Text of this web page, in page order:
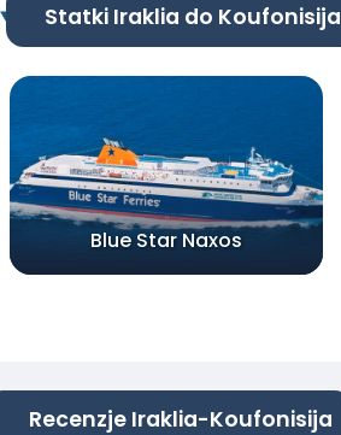
Statki Iraklia do Koufonisija
Blue Star Naxos
Recenzje Iraklia-Koufonisija